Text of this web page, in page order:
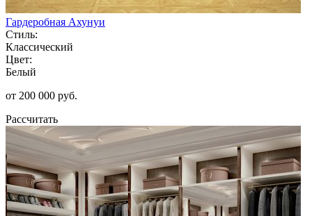
Гардеробная Ахунуи
Стиль:
Классический
Цвет:
Белый
от 200 000 руб.
Рассчитать